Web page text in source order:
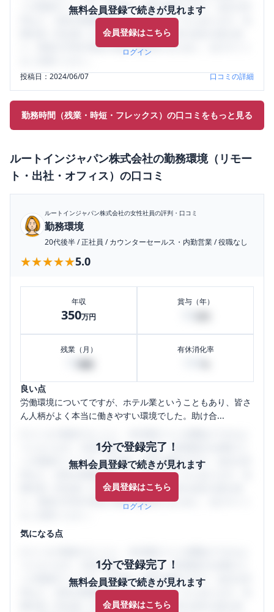
無料会員登録で続きが見れます
会員登録はこちら
ログイン
ミの投稿サイトです。給与面・女性の働きやすさ・会社の評
判など、女性の転職は気にすべき点がたくさんあります。先
輩社員（元社員）の口コミを通して、本当の会社の姿を知
り、将来の不安や現在の悩みを解消するために、ぜひサイト
投稿日：2024/06/07 口コミの詳細
勤務時間（残業・時短・フレックス）の口コミをもっと見る
ルートインジャパン株式会社の勤務環境（リモー
ト・出社・オフィス） の口コミ
ルートインジャパン株式会社の女性社員の評判・口コミ
勤務環境
20代後半/正社員 /カウンターセールス・内勤営業/役職なし
★★★★★
★★★★★5.0
年収
350万円
賞与（年）
残業（月） 有休消化率
良い点
労働環境についてですが、ホテル業ということもあり、皆さ
ん人柄がよく本当に働きやすい環境でした。助け合...
1分で登録完了！
無料会員登録で続きが見れます
会員登録はこちら
ログイン
うになります。SHEHUB(シーハブ)は、女性限定の企業口コ
ミの投稿サイトです。給与面・女性の働きやすさ・会社の評
判など、女性の転職は気にすべき点がたくさんあります。先
輩社員（元社員）の口コミを通して、本当の会社の姿を知
り、将来の不安や現在の悩みを解消するために、ぜひサイト
気になる点
1分で登録完了！
無料会員登録で続きが見れます
会員登録はこちら
うになります。SHEHUB(シーハブ)は、女性限定の企業口コ
ミの投稿サイトです。給与面・女性の働きやすさ・会社の評
判など、女性の転職は気にすべき点がたくさんあります。先
輩社員（元社員）の口コミを通して、本当の会社の姿を知